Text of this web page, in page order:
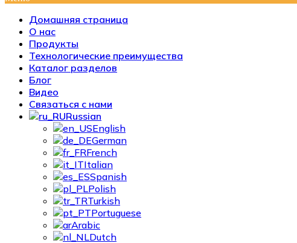
Домашняя страница
О нас
Продукты
Технологические преимущества
Каталог разделов
Блог
Видео
Связаться с нами
Russian
English
German
French
Italian
Spanish
Polish
Turkish
Portuguese
Arabic
Dutch